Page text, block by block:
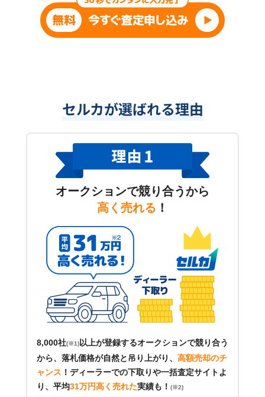
セルカが選ばれる理由
オークションで競り合うから
高く売れる ！
8,000社(※1) 以上が登録するオークションで競り合う
から、落札価格が自然と吊り上がり、 高額売却のチ
ャンス ！ ディーラーでの下取りや一括査定サイトよ
り、平均31万円高く売れた実績も！ (※2)